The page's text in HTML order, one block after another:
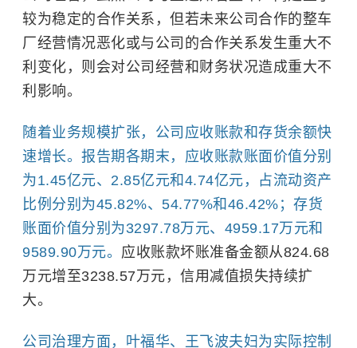
较为稳定的合作关系，但若未来公司合作的整车
厂经营情况恶化或与公司的合作关系发生重大不
利变化，则会对公司经营和财务状况造成重大不
利影响。
随着业务规模扩张，公司应收账款和存货余额快
速增长。报告期各期末，应收账款账面价值分别
为1.45亿元、2.85亿元和4.74亿元，占流动资产
比例分别为45.82%、54.77%和46.42%；存货
账面价值分别为3297.78万元、4959.17万元和
9589.90万元。 应收账款坏账准备金额从824.68
万元增至3238.57万元，信用减值损失持续扩
大。
公司治理方面，叶福华、王飞波夫妇为实际控制